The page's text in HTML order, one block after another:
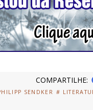
COMPARTILHE:
SENDKER #